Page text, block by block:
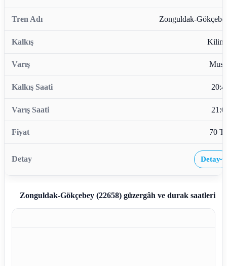
Zonguldak-
70
Detay›
Zonguldak-Gökçebey (22658)güzergâh ve durak saatleri